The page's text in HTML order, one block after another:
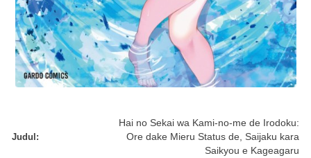
Judul:
Hai no Sekai wa Kami-no-me de Irodoku:
Ore dake Mieru Status de, Saijaku kara
Saikyou e Kageagaru